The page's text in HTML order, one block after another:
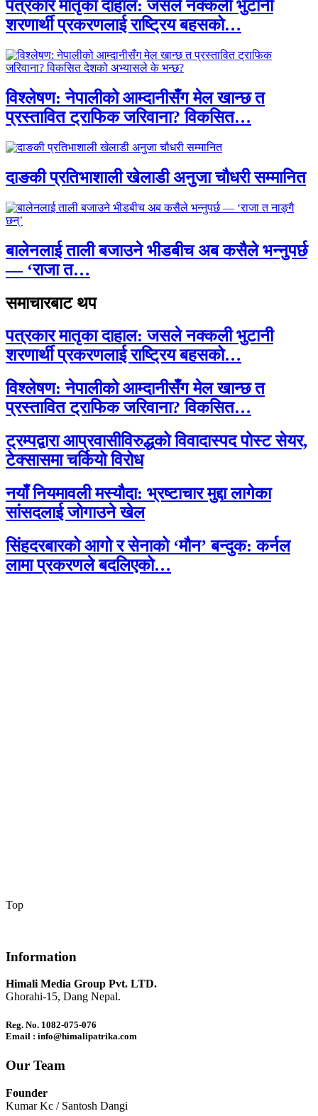
पत्रकार मातृका दाहाल: जसले नक्कली भुटानी
शरणार्थी प्रकरणलाई राष्ट्रिय बहसको…
विश्लेषण: नेपालीको आम्दानीसँग मेल खान्छ त
प्रस्तावित ट्राफिक जरिवाना? विकसित…
दाङकी प्रतिभाशाली खेलाडी अनुजा चौधरी सम्मानित
बालेनलाई ताली बजाउने भीडबीच अब कसैले भन्नुपर्छ
— ‘राजा त…
समाचारबाट थप
पत्रकार मातृका दाहाल: जसले नक्कली भुटानी
शरणार्थी प्रकरणलाई राष्ट्रिय बहसको…
विश्लेषण: नेपालीको आम्दानीसँग मेल खान्छ त
प्रस्तावित ट्राफिक जरिवाना? विकसित…
ट्रम्पद्वारा आप्रवासीविरुद्धको विवादास्पद पोस्ट सेयर,
टेक्सासमा चर्कियो विरोध
नयाँ नियमावली मस्यौदा: भ्रष्टाचार मुद्दा लागेका
सांसदलाई जोगाउने खेल
सिंहदरबारको आगो र सेनाको ‘मौन’ बन्दुक: कर्नल
लामा प्रकरणले बदलिएको…
Top
Information
Himali Media Group Pvt. LTD.
Ghorahi-15, Dang Nepal.
Reg. No. 1082-075-076
Email : info@himalipatrika.com
Our Team
Founder
Kumar Kc / Santosh Dangi